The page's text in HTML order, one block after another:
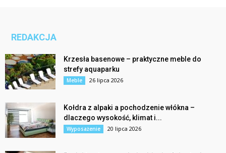
REDAKCJA
Krzesła basenowe – praktyczne meble do
strefy aquaparku
Meble 26 lipca 2026
Kołdra z alpaki a pochodzenie włókna –
dlaczego wysokość, klimat i...
Wyposażenie 20 lipca 2026